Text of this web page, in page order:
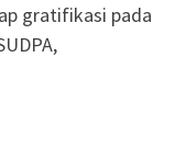
gratifikasi pada